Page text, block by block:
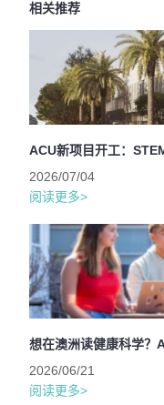
相关推荐
ACU新项目开工：
2026/07/04
阅读更多>
想在澳洲读健康科学？
2026/06/21
阅读更多>